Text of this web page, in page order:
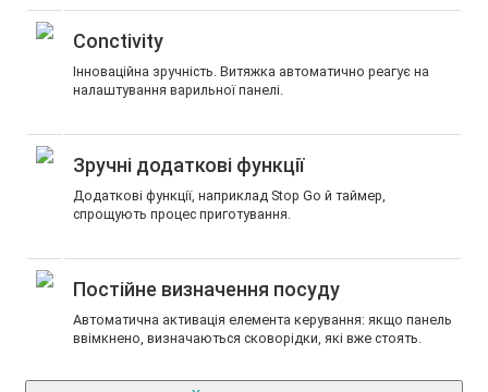
Conctivity
Інноваційна зручність. Витяжка автоматично реагує на
налаштування варильної панелі.
Зручні додаткові функції
Додаткові функції, наприклад Stop Go й таймер,
спрощують процес приготування.
Постійне визначення посуду
Автоматична активація елемента керування: якщо панель
ввімкнено, визначаються сковорідки, які вже стоять.